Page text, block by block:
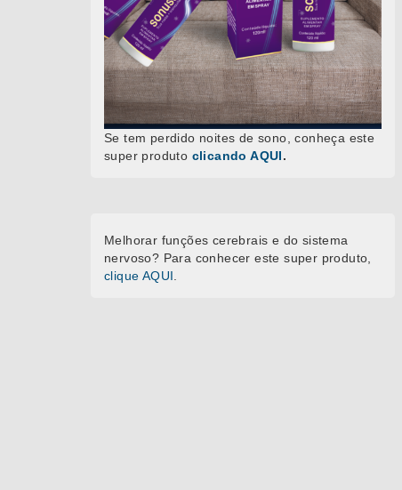
Se tem perdido noites de sono, conheça este
super produto clicando AQUI.
Melhorar funções cerebrais e do sistema
nervoso? Para conhecer este super produto,
clique AQUI